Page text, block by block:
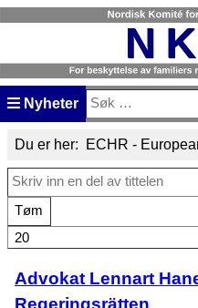
Nyheter
Søk
Type 2 or more
Du er her: ECHR -
Skriv inn en del av tittelen
Tøm
Antall som skal vises:
Advokat Lennart
Regeringsrätten